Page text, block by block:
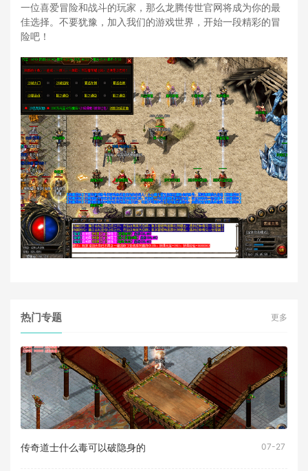
一位喜爱冒险和战斗的玩家，那么龙腾传世官网将成为你的最
佳选择。不要犹豫，加入我们的游戏世界，开始一段精彩的冒
险吧！
热门专题 更多
传奇道士什么毒可以破隐身的 07-27